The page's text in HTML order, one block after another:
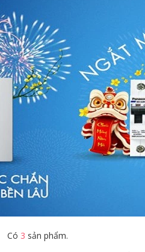
Có 3 sản phẩm.
quốc